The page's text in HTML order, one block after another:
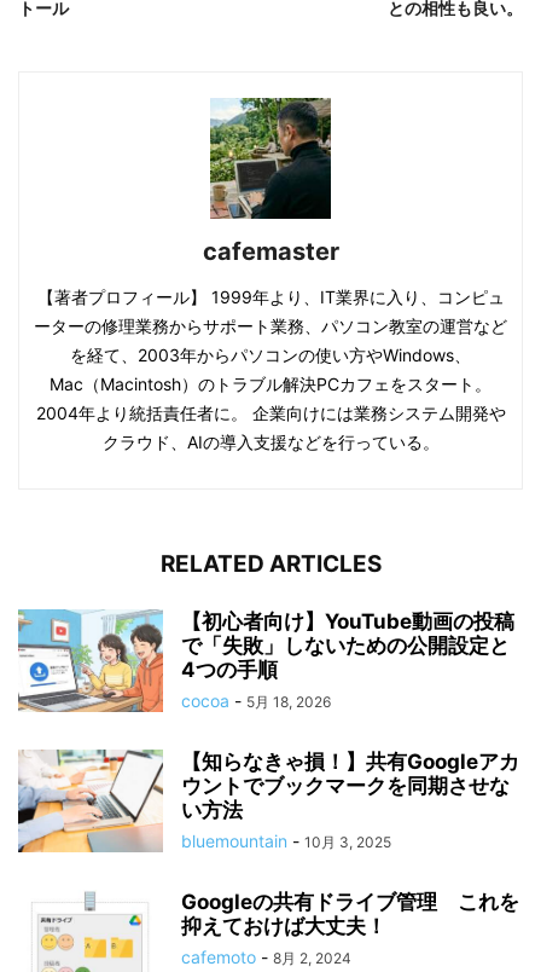
トール
との相性も良い。
cafemaster
【著者プロフィール】 1999年より、IT業界に入り、コンピュ
ーターの修理業務からサポート業務、パソコン教室の運営など
を経て、2003年からパソコンの使い方やWindows、
Mac（Macintosh）のトラブル解決PCカフェをスタート。
2004年より統括責任者に。 企業向けには業務システム開発や
クラウド、AIの導入支援などを行っている。
RELATED ARTICLES
【初心者向け】YouTube動画の投稿
で「失敗」しないための公開設定と
4つの手順
cocoa - 5月 18, 2026
【知らなきゃ損！】共有Googleアカ
ウントでブックマークを同期させな
い方法
bluemountain - 10月 3, 2025
Googleの共有ドライブ管理 これを
抑えておけば大丈夫！
cafemoto - 8月 2, 2024